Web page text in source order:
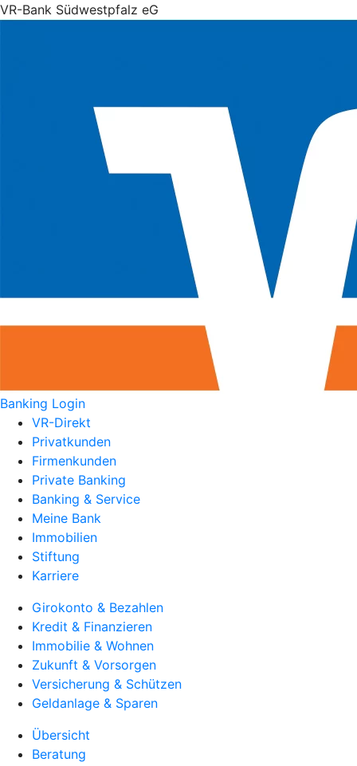
VR-Bank Südwestpfalz eG
Banking Login
VR-Direkt
Privatkunden
Firmenkunden
Private Banking
Banking & Service
Meine Bank
Immobilien
Stiftung
Karriere
Girokonto & Bezahlen
Kredit & Finanzieren
Immobilie & Wohnen
Zukunft & Vorsorgen
Versicherung & Schützen
Geldanlage & Sparen
Übersicht
Beratung